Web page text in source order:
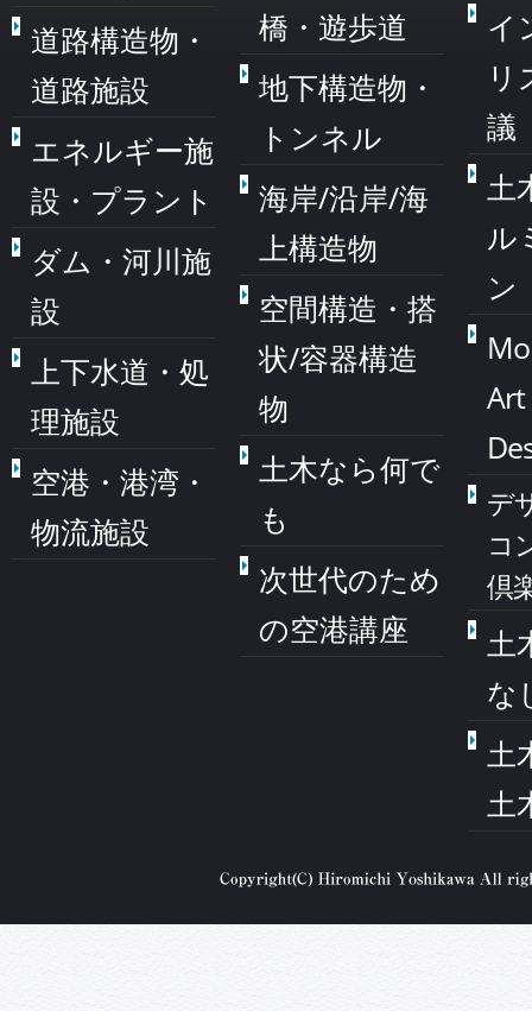
道路構造物・
道路施設
エネルギー施
設・プラント
ダム・河川施
設
上下水道・処
理施設
空港・港湾・
物流施設
橋・遊歩道
地下構造物・
トンネル
海岸/沿岸/海
上構造物
空間構造・搭
状/容器構造
物
土木なら何で
も
次世代のため
の空港講座
イ
リ
議
土
ル
ン
デ
コ
倶
土
な
土
土